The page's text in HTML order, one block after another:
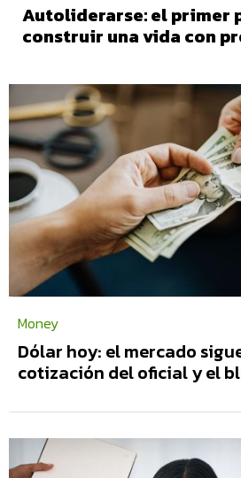
Autoliderarse: el primer
construir una vida con
Money
Dólar hoy: el mercado
cotización del oficial y el